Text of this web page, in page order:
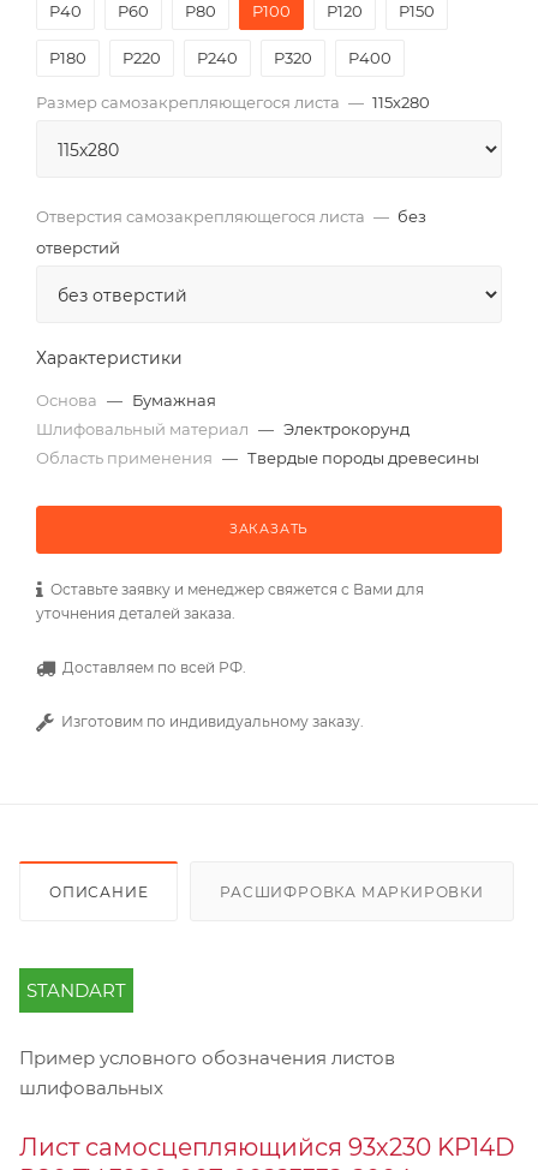
P40
P60 P80 P100 P120 P150
P180 P220 P240 P320 P400
Размер самозакрепляющегося листа — 115х280
Отверстия самозакрепляющегося листа — без
отверстий
Характеристики
Основа — Бумажная
Шлифовальный материал — Электрокорунд
Область применения — Твердые породы древесины
ЗАКАЗАТЬ
Оставьте заявку и менеджер свяжется с Вами для
уточнения деталей заказа.
Доставляем по всей РФ.
Изготовим по индивидуальному заказу.
ОПИСАНИЕ РАСШИФРОВКА МАРКИРОВКИ
STANDART
Пример условного обозначения листов
шлифовальных
Лист самосцепляющийся 93х230 KP14D